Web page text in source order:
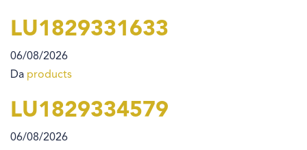
LU1829331633
06/08/2026
Da products
LU1829334579
06/08/2026